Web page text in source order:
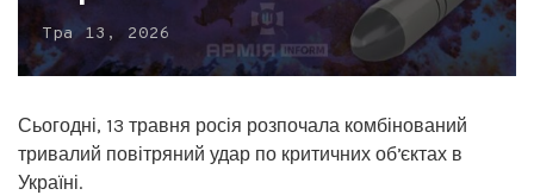
Тра 13, 2026
Сьогодні, 13 травня росія розпочала комбінований
тривалий повітряний удар по критичних обʼєктах в
Україні.